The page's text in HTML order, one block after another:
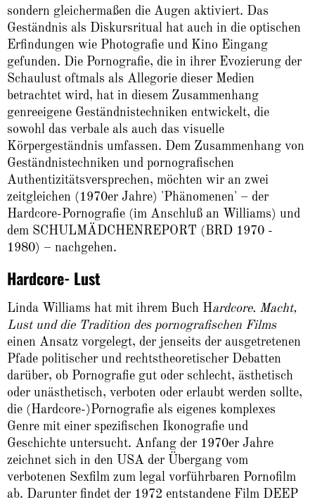
sondern gleichermaßen die Augen aktiviert. Das
Geständnis als Diskursritual hat auch in die optischen
Erfindungen wie Photografie und Kino Eingang
gefunden. Die Pornografie, die in ihrer Evozierung der
Schaulust oftmals als Allegorie dieser Medien
betrachtet wird, hat in diesem Zusammenhang
genreeigene Geständnistechniken entwickelt, die
sowohl das verbale als auch das visuelle
Körpergeständnis umfassen. Dem Zusammenhang von
Geständnistechniken und pornografischen
Authentizitätsversprechen, möchten wir an zwei
zeitgleichen (1970er Jahre) 'Phänomenen' – der
Hardcore-Pornografie (im Anschluß an Williams) und
dem SCHULMÄDCHENREPORT (BRD 1970 -
1980) – nachgehen.
Hardcore- Lust
Linda Williams hat mit ihrem Buch Hardcore. Macht,
Lust und die Tradition des pornografischen Films
einen Ansatz vorgelegt, der jenseits der ausgetretenen
Pfade politischer und rechtstheoretischer Debatten
darüber, ob Pornografie gut oder schlecht, ästhetisch
oder unästhetisch, verboten oder erlaubt werden sollte,
die (Hardcore-)Pornografie als eigenes komplexes
Genre mit einer spezifischen Ikonografie und
Geschichte untersucht. Anfang der 1970er Jahre
zeichnet sich in den USA der Übergang vom
verbotenen Sexfilm zum legal vorführbaren Pornofilm
ab. Darunter findet der 1972 entstandene Film DEEP